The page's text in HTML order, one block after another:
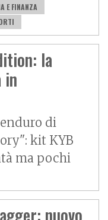
E FINANZA
la
in
di
kit KYB
ma pochi
nuovo